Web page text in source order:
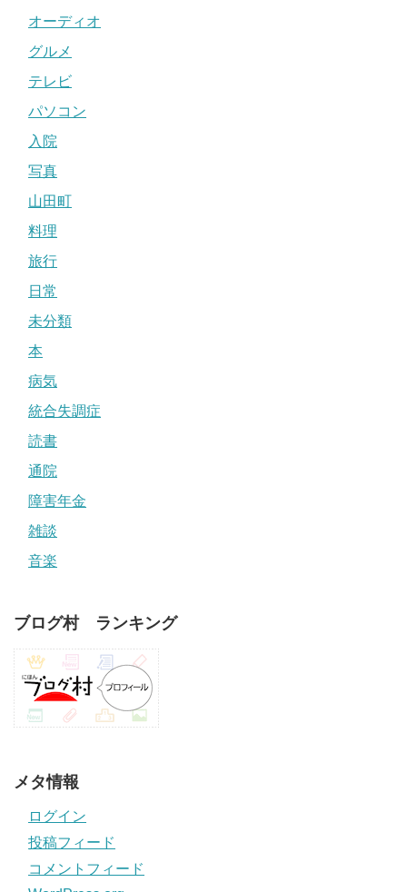
オーディオ
グルメ
テレビ
パソコン
入院
写真
山田町
料理
旅行
日常
未分類
本
病気
統合失調症
読書
通院
障害年金
雑談
音楽
ブログ村 ランキング
メタ情報
ログイン
投稿フィード
コメントフィード